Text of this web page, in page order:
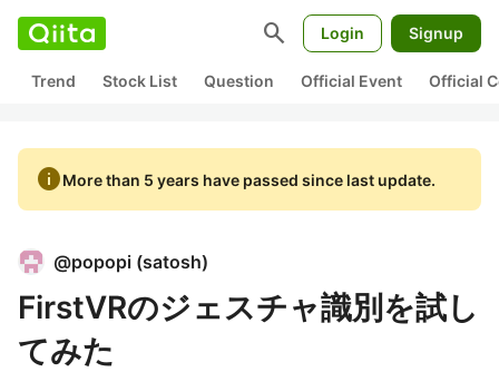
search Login Signup
Trend Stock List Question Official Event Official
infoMore than 5 years have passed since last update.
@popopi (satosh)
FirstVRのジェスチャ識別を試し
てみた